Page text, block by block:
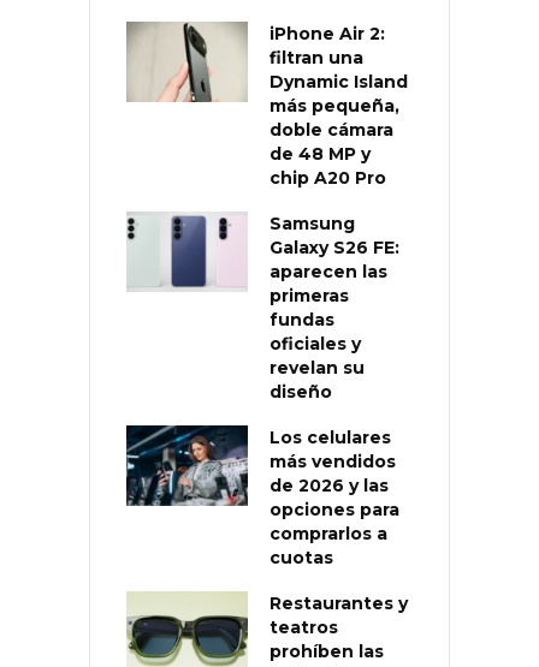
iPhone Air 2:
filtran una
Dynamic Island
más pequeña,
doble cámara
de 48 MP y
chip A20 Pro
Samsung
Galaxy S26 FE:
aparecen las
primeras
fundas
oficiales y
revelan su
diseño
Los celulares
más vendidos
de 2026 y las
opciones para
comprarlos a
cuotas
Restaurantes y
teatros
prohíben las